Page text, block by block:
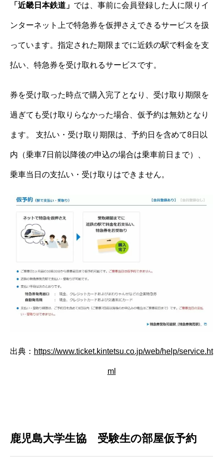
「近畿日本鉄道」 では、事前に会員登録した人に限りイ
ンターネット上で特急券を仮押さえできるサービスを扱
っています。指定された期限までに近鉄の駅で料金を支
払い、特急券を受け取れるサービスです。
券を受け取った時点で購入完了となり、受け取り期限を
過ぎても受け取りらなかった場合、仮予約は無効となり
ます。 支払い・受け取り期限は、予約日を含めて8日以
内（乗車7日前以降後の申込の場合は乗車前日まで）、
乗車当日の支払い・受け取りはできません。
出典： https://www.ticket.kintetsu.co.jp/web/help/service.ht
ml
鹿児島大学生協 受験生の部屋仮予約